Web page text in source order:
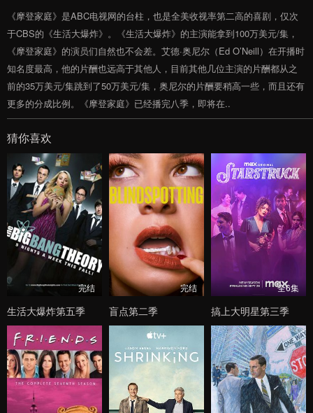
《摩登家庭》是ABC电视网的台柱，也是全美收视率第二高的喜剧，仅次
于CBS的《生活大爆炸》。《生活大爆炸》的主演能拿到100万美元/集，
《摩登家庭》的演员们自然也不会差。艾德·奥尼尔（Ed O’Neill）在开播时
知名度最高，他的片酬也远高于其他人，目前其他几位主演的片酬都从之
前的35万美元/集跳到了50万美元/集，奥尼尔的片酬要稍高一些，而且还有
更多的分成比例。《摩登家庭》已经播完八季，即将在..
猜你喜欢
完结
生活大爆炸第五季
完结
盲点第二季
全6集
搞上大明星第三季